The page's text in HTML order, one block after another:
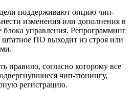
поддерживают опцию чип-
изменения или дополнения в
блока управления. Репрограмминг
штатное ПО выходит из строя или
правило, согласно которому все
чип-тюнингу,
регистрацию.